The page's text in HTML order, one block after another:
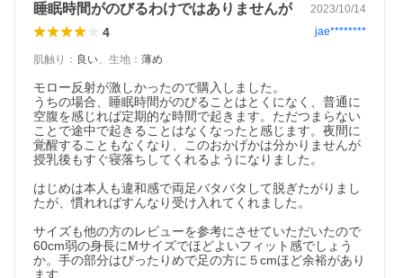
睡眠時間がのびるわけではありませんが 2023/10/14
4 jae********
肌触り ： 良い、 生地 ： 薄め
モロー反射が激しかったので購入しました。
うちの場合、睡眠時間がのびることはとくになく、普通に
空腹を感じれば定期的な時間で起きます。ただつまらない
ことで途中で起きることはなくなったと感じます。夜間に
覚醒することもなくなり、このおかげかは分かりませんが
授乳後もすぐ寝落ちしてくれるようになりました。
はじめは本人も違和感で両足バタバタして脱ぎたがりまし
たが、慣れればすんなり受け入れてくれました。
サイズも他の方のレビューを参考にさせていただいたので
60cm弱の身長にMサイズでほどよいフィット感でしょう
か。手の部分はぴったりめで足の方に５cmほど余裕があり
ます